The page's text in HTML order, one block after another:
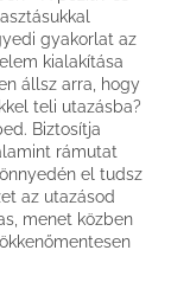
gyakorlat az
kialakítása
állsz arra, hogy
teli utazásba?
Biztosítja
rámutat
el tudsz
az utazásod
menet közben